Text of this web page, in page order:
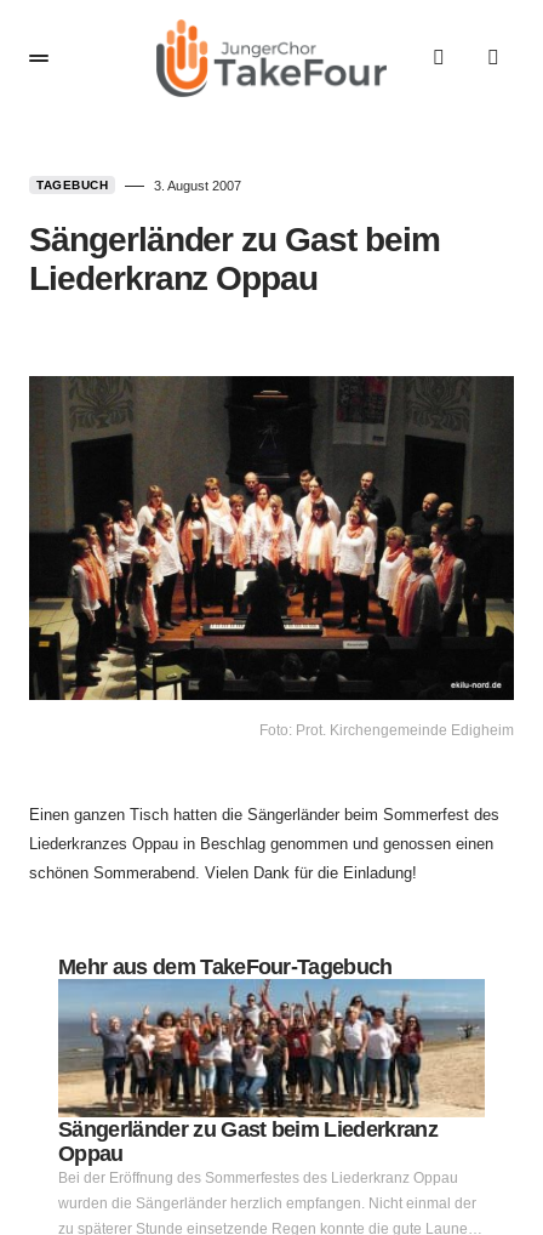
TAGEBUCH 3. August 2007
Sängerländer zu Gast beim
Liederkranz Oppau
Foto: Prot. Kirchengemeinde Edigheim
Einen ganzen Tisch hatten die Sängerländer beim Sommerfest des
Liederkranzes Oppau in Beschlag genommen und genossen einen
schönen Sommerabend. Vielen Dank für die Einladung!
Mehr aus dem TakeFour-Tagebuch
Sängerländer zu Gast beim Liederkranz
Oppau
Bei der Eröffnung des Sommerfestes des Liederkranz Oppau
wurden die Sängerländer herzlich empfangen. Nicht einmal der
zu späterer Stunde einsetzende Regen konnte die gute Laune…